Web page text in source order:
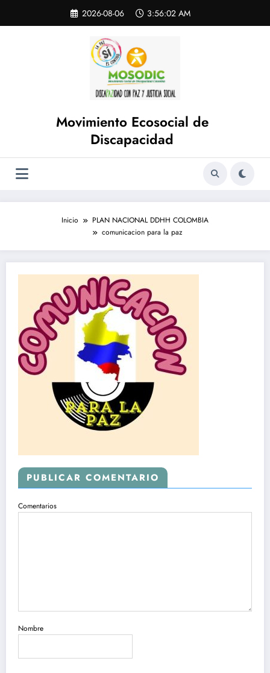
contenido
2026-08-06 3:56:02 AM
Movimiento Ecosocial de
Discapacidad
Inicio
PLAN NACIONAL DDHH COLOMBIA
comunicacion para la paz
PUBLICAR COMENTARIO
Comentarios
Nombre